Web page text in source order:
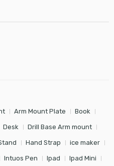
Arm Mount Plate Book
Desk Drill Base Arm mount
Hand Strap ice maker
Intuos Pen Ipad Ipad Mini